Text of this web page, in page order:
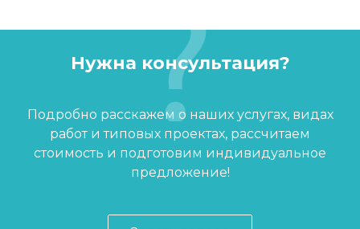
Нужна консультация?
Подробно расскажем о наших услугах, видах
работ и типовых проектах, рассчитаем
стоимость и подготовим индивидуальное
предложение!